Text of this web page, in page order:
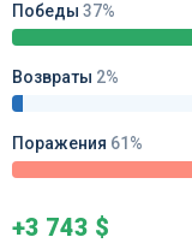
Победы 37%
Возвраты 2%
Поражения 61%
+3 743 $